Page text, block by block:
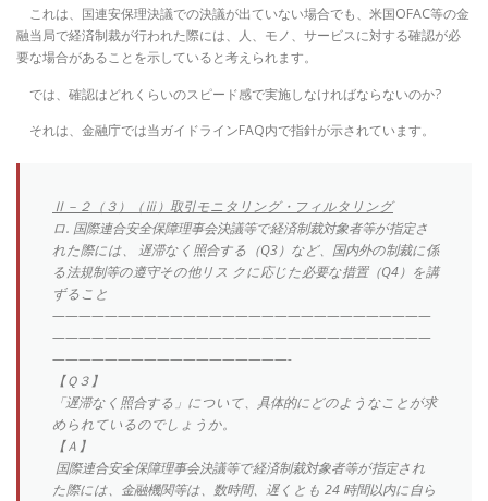
これは、国連安保理決議での決議が出ていない場合でも、米国OFAC等の金
融当局で経済制裁が行われた際には、人、モノ、サービスに対する確認が必
要な場合があることを示していると考えられます。
では、確認はどれくらいのスピード感で実施しなければならないのか?
それは、金融庁では当ガイドラインFAQ内で指針が示されています。
Ⅱ－２（３）（ⅲ）取引モニタリング・フィルタリング
ロ. 国際連合安全保障理事会決議等で経済制裁対象者等が指定さ
れた際には、 遅滞なく照合する（Q3）など、国内外の制裁に係
る法規制等の遵守その他リス クに応じた必要な措置（Q4）を講
ずること
—————————————————————————————
—————————————————————————————
——————————————————-
【Ｑ３】
「遅滞なく照合する」について、具体的にどのようなことが求
められているのでしょうか。
【Ａ】
国際連合安全保障理事会決議等で経済制裁対象者等が指定され
た際には、金融機関等は、数時間、遅くとも 24 時間以内に自ら